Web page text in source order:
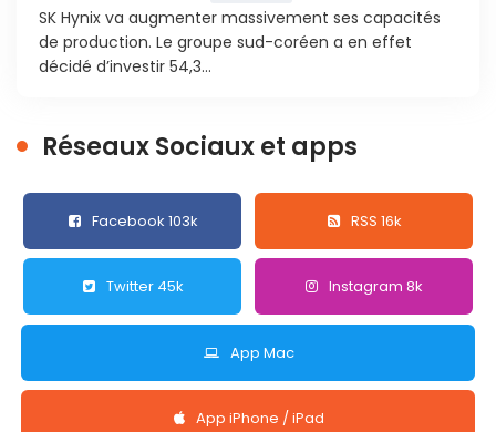
SK Hynix va augmenter massivement ses capacités
de production. Le groupe sud-coréen a en effet
décidé d’investir 54,3...
Réseaux Sociaux et apps
Facebook 103k RSS 16k
Twitter 45k Instagram 8k
App Mac
App iPhone / iPad